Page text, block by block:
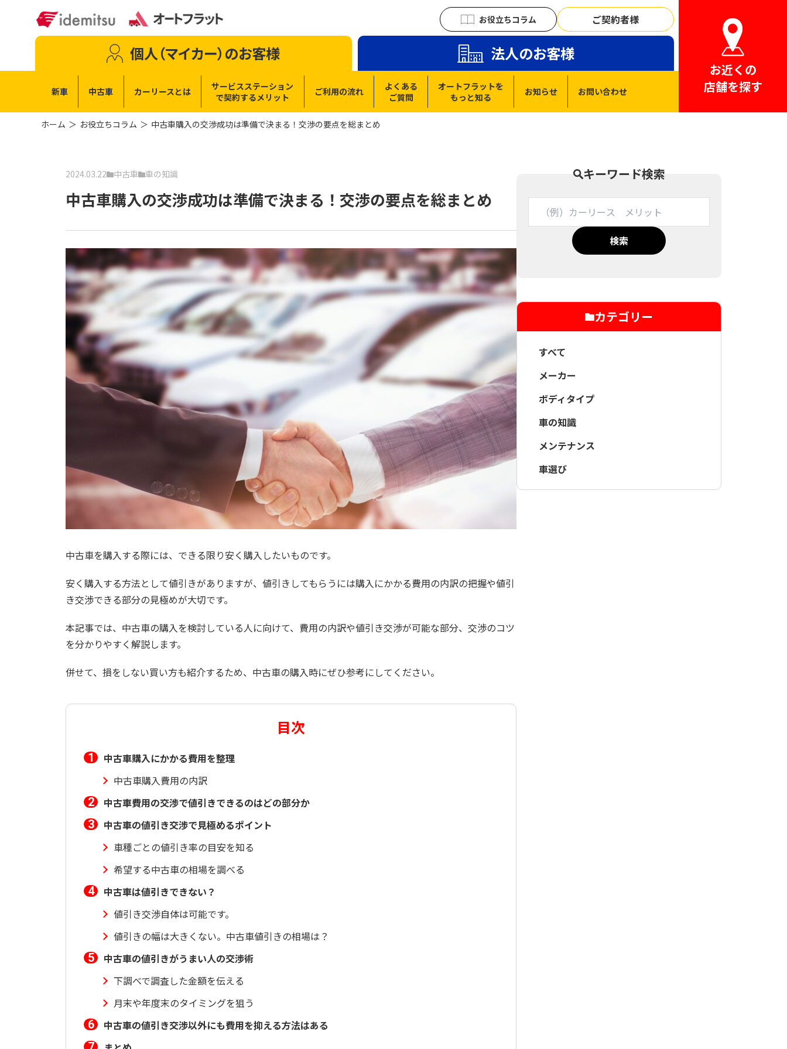
お役立ちコラム ご契約者様
個人（マイカー） のお客様 法人のお客様
新車 中古車 カーリースとは
サービスステーション
で契約するメリット ご利用の流れ
よくある
ご質問
オートフラットを
もっと知る
お知らせ お問い合わせ
お近くの
店舗を探す
ホーム お役立ちコラム 中古車購入の交渉成功は準備で決まる！交渉の要点を総まとめ
2024.03.22 中古車 車の知識
中古車購入の交渉成功は準備で決まる！交渉の要点を総まとめ
中古車を購入する際には、できる限り安く購入したいものです。
安く購入する方法として値引きがありますが、値引きしてもらうには購入にかかる費用の内訳の把握や値引
き交渉できる部分の見極めが大切です。
本記事では、中古車の購入を検討している人に向けて、費用の内訳や値引き交渉が可能な部分、交渉のコツ
を分かりやすく解説します。
併せて、損をしない買い方も紹介するため、中古車の購入時にぜひ参考にしてください。
目次
中古車購入にかかる費用を整理
中古車購入費用の内訳
中古車費用の交渉で値引きできるのはどの部分か
中古車の値引き交渉で見極めるポイント
車種ごとの値引き率の目安を知る
希望する中古車の相場を調べる
中古車は値引きできない？
値引き交渉自体は可能です。
値引きの幅は大きくない。中古車値引きの相場は？
中古車の値引きがうまい人の交渉術
下調べで調査した金額を伝える
月末や年度末のタイミングを狙う
中古車の値引き交渉以外にも費用を抑える方法はある
キーワード検索
検索
カテゴリー
すべて
メーカー
ボディタイプ
車の知識
メンテナンス
車選び